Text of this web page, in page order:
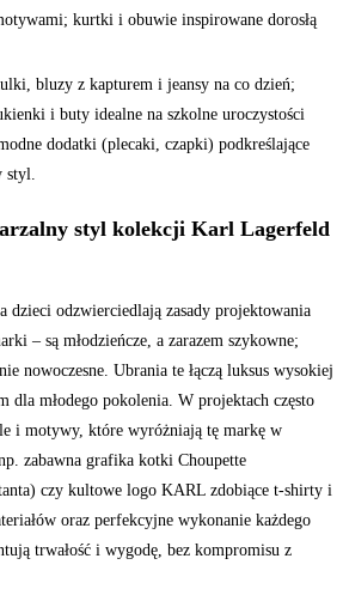
kurtki i obuwie inspirowane dorosłą
bluzy z kapturem i jeansy na co dzień;
i buty idealne na szkolne uroczystości
dodatki (plecaki, czapki) podkreślające
styl kolekcji Karl Lagerfeld
odzwierciedlają zasady projektowania
– są młodzieńcze, a zarazem szykowne;
nowoczesne. Ubrania te łączą luksus wysokiej
dla młodego pokolenia. W projektach często
i motywy, które wyróżniają tę markę w
zabawna grafika kotki Choupette
czy kultowe logo KARL zdobiące t-shirty i
oraz perfekcyjne wykonanie każdego
trwałość i wygodę, bez kompromisu z